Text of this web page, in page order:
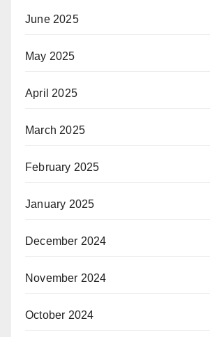
June 2025
May 2025
April 2025
March 2025
February 2025
January 2025
December 2024
November 2024
October 2024